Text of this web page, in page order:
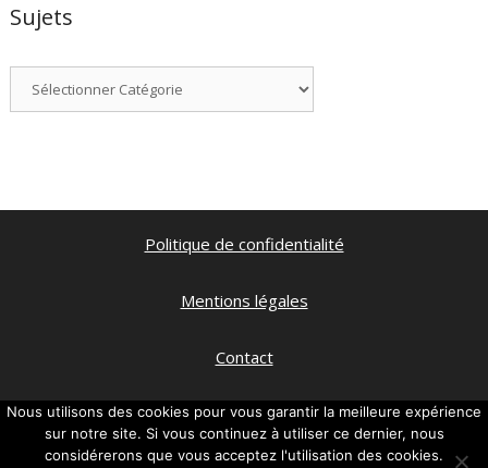
Sujets
Politique de confidentialité
Mentions légales
Contact
Qui suis je ?
Nous utilisons des cookies pour vous garantir la meilleure expérience
sur notre site. Si vous continuez à utiliser ce dernier, nous
considérerons que vous acceptez l'utilisation des cookies.